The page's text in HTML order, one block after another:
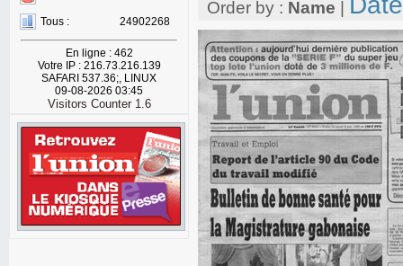
Tous :
24902268
En ligne : 462
Votre IP : 216.73.216.139
SAFARI 537.36;, LINUX
09-08-2026 03:45
Visitors Counter 1.6
Order by : Name